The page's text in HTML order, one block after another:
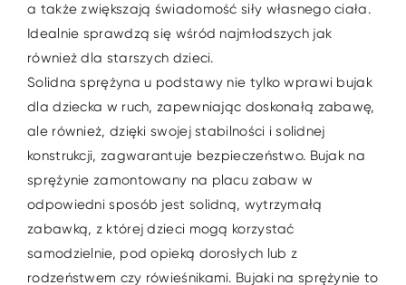
a także zwiększają świadomość siły własnego ciała.
Idealnie sprawdzą się wśród najmłodszych jak
również dla starszych dzieci.
Solidna sprężyna u podstawy nie tylko wprawi bujak
dla dziecka w ruch, zapewniając doskonałą zabawę,
ale również, dzięki swojej stabilności i solidnej
konstrukcji, zagwarantuje bezpieczeństwo. Bujak na
sprężynie zamontowany na placu zabaw w
odpowiedni sposób jest solidną, wytrzymałą
zabawką, z której dzieci mogą korzystać
samodzielnie, pod opieką dorosłych lub z
rodzeństwem czy rówieśnikami. Bujaki na sprężynie to